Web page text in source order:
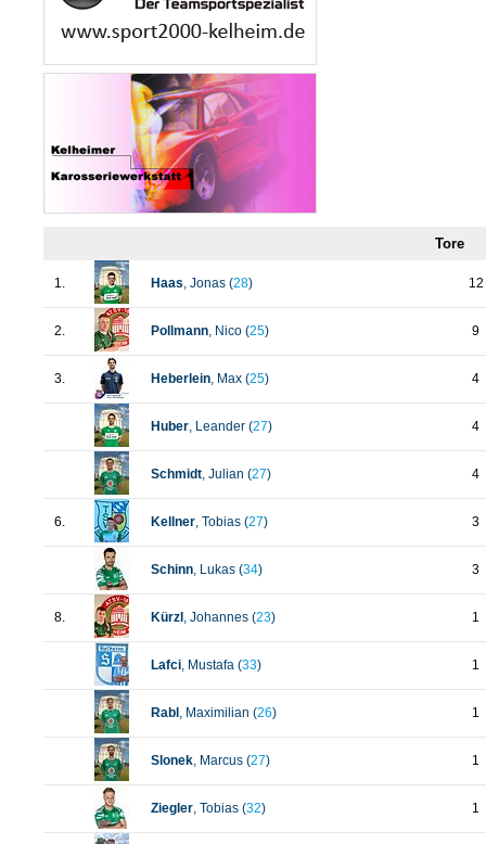
Tore
1. Haas, Jonas (28) 12
2. Pollmann, Nico (25) 9
3. Heberlein, Max (25) 4
Huber, Leander (27) 4
Schmidt, Julian (27) 4
6. Kellner, Tobias (27) 3
Schinn, Lukas (34) 3
8. Kürzl , Johannes (23) 1
Lafci, Mustafa (33) 1
Rabl , Maximilian (26) 1
Slonek, Marcus (27) 1
Ziegler, Tobias (32) 1